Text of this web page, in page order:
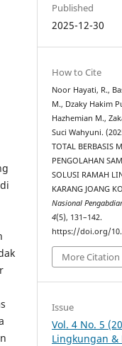
Published
2025-12-30
How to Cite
Noor Hayati, R.,
M., Dzaky Hakim
Hazhemian M.,
Suci Wahyuni.
TOTAL BERBASIS
PENGOLAHAN
SOLUSI RAMAH
KARANG JOANG
Nasional
4(5), 131–142.
https://doi.org/
More
Issue
Vol. 4 No. 5
Lingkungan